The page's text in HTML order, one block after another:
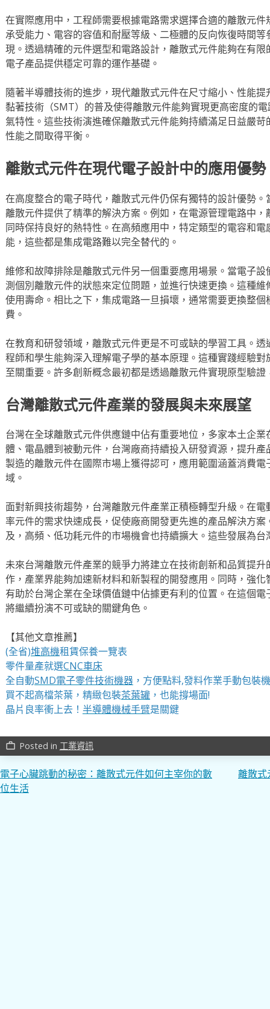
在實際應用中，工程師需要根據電路需求選擇合適的離散元
承受能力、電容的容值和耐壓等級、二極體的反向恢復時間
現。透過精確的元件選型和電路設計，離散式元件能夠在有
電子產品提供穩定可靠的運作基礎。
隨著半導體技術的進步，現代離散式元件在尺寸縮小、性能
黏著技術（SMT）的普及使得離散元件能夠實現更高密度的
氣特性。這些技術演進確保離散式元件能夠持續滿足日益嚴
性能之間取得平衡。
離散式元件在現代電子設計中的應用優勢
在高度整合的電子時代，離散式元件仍保有獨特的設計優勢
離散元件提供了精準的解決方案。例如，在電源管理電路中
同時保持良好的熱特性。在高頻應用中，特定類型的電容和
能，這些都是集成電路難以完全替代的。
維修和故障排除是離散式元件另一個重要應用場景。當電子
測個別離散元件的狀態來定位問題，並進行快速更換。這種
使用壽命。相比之下，集成電路一旦損壞，通常需要更換整
費。
在教育和研發領域，離散式元件更是不可或缺的學習工具。
程師和學生能夠深入理解電子學的基本原理。這種實踐經驗
至關重要。許多創新概念最初都是透過離散元件實現原型驗
台灣離散式元件產業的發展與未來展望
台灣在全球離散式元件供應鏈中佔有重要地位，多家本土企
體、電晶體到被動元件，台灣廠商持續投入研發資源，提升
製造的離散元件在國際市場上獲得認可，應用範圍涵蓋消費
域。
面對新興技術趨勢，台灣離散元件產業正積極轉型升級。在
率元件的需求快速成長，促使廠商開發更先進的產品解決方
及，高頻、低功耗元件的市場機會也持續擴大。這些發展為
未來台灣離散元件產業的競爭力將建立在技術創新和品質提
作，產業界能夠加速新材料和新製程的開發應用。同時，強
有助於台灣企業在全球價值鏈中佔據更有利的位置。在這個
將繼續扮演不可或缺的關鍵角色。
【其他文章推薦】
(全省)堆高機租賃保養一覽表
零件量產就選CNC車床
全自動SMD電子零件技術機器，方便點料,發料作業手動包裝機
買不起高檔茶葉，精緻包裝茶葉罐，也能撐場面!
晶片良率衝上去！ 半導體機械手臂是關鍵
work_outline Posted in 工業資訊
文
章
電子心臟跳動的秘密：離散式元件如何主宰你的數
位生活
離散式